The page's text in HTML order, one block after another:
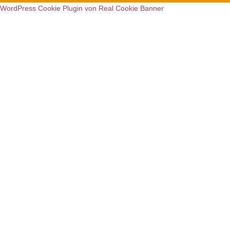
WordPress Cookie Plugin von Real Cookie Banner